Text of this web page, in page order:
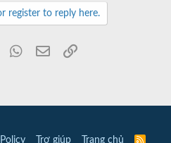
register to reply here.
Tumblr WhatsApp
Email
Trợ giúp Trang chủ R